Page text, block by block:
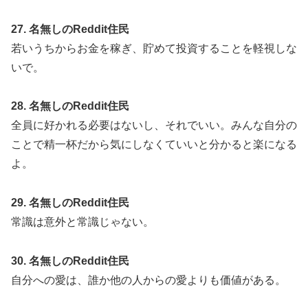
27. 名無しのReddit住民
若いうちからお金を稼ぎ、貯めて投資することを軽視しな
いで。
28. 名無しのReddit住民
全員に好かれる必要はないし、それでいい。みんな自分の
ことで精一杯だから気にしなくていいと分かると楽になる
よ。
29. 名無しのReddit住民
常識は意外と常識じゃない。
30. 名無しのReddit住民
自分への愛は、誰か他の人からの愛よりも価値がある。